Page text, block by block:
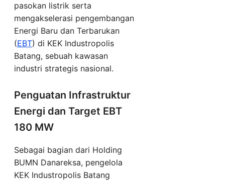
pasokan listrik serta
mengakselerasi pengembangan
Energi Baru dan Terbarukan
(EBT) di KEK Industropolis
Batang, sebuah kawasan
industri strategis nasional.
Penguatan Infrastruktur
Energi dan Target EBT
180 MW
Sebagai bagian dari Holding
BUMN Danareksa, pengelola
KEK Industropolis Batang